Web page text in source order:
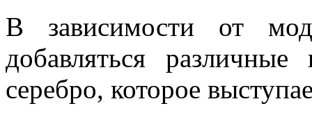
В зависимости от
добавляться
серебро, которое